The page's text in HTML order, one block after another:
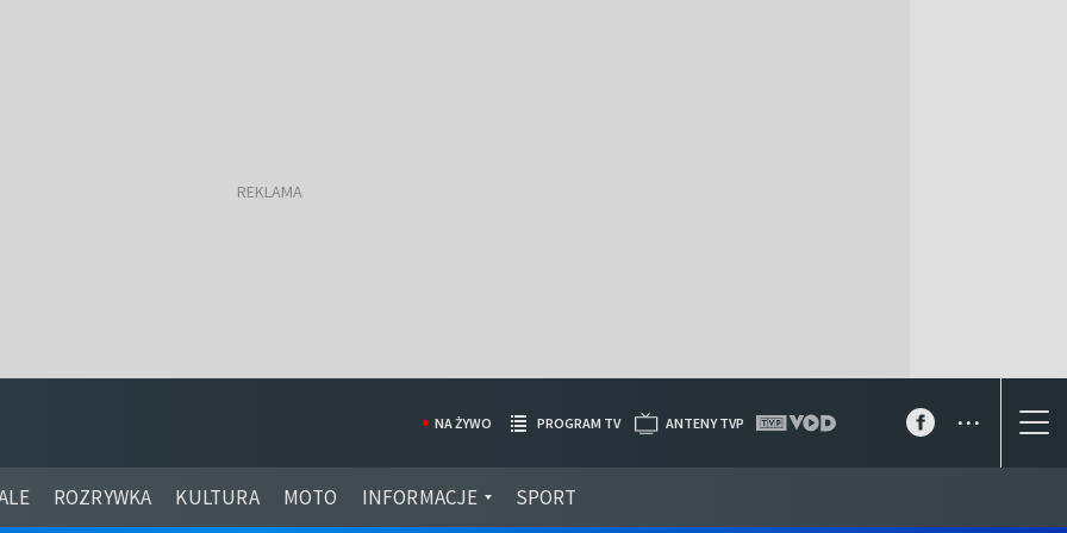
ROZRYWKA KULTURA MOTO INFORMACJE SPORT
NA ŻYWO PROGRAM TV ANTENY TVP ...